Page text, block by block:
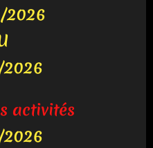
2026
activités